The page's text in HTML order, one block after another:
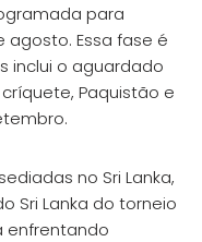
para
agosto. Essa fase é
inclui o aguardado
Paquistão e
no Sri Lanka,
Sri Lanka do torneio
enfrentando